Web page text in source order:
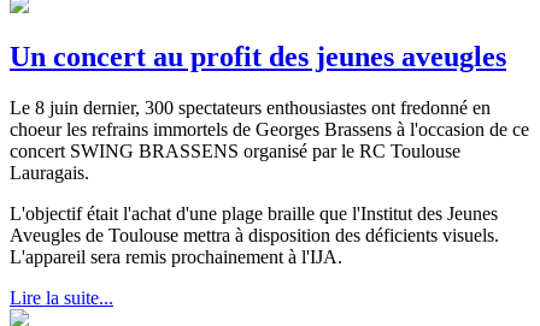
Un concert au profit des jeunes aveugles
Le 8 juin dernier, 300 spectateurs enthousiastes ont fredonné en
choeur les refrains immortels de Georges Brassens à l'occasion de ce
concert SWING BRASSENS organisé par le RC Toulouse
Lauragais.
L'objectif était l'achat d'une plage braille que l'Institut des Jeunes
Aveugles de Toulouse mettra à disposition des déficients visuels.
L'appareil sera remis prochainement à l'IJA.
Lire la suite...